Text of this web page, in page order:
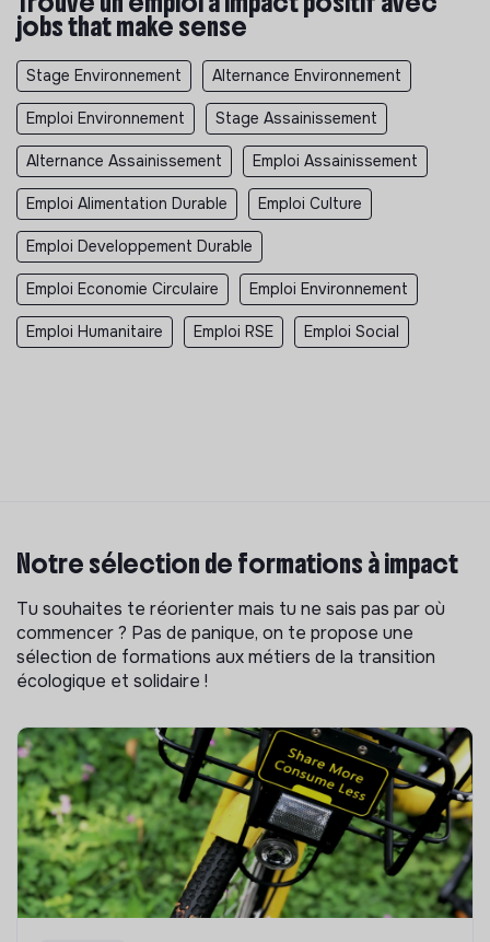
jobs that make sense
Stage Environnement Alternance Environnement
Emploi Environnement Stage Assainissement
Alternance Assainissement Emploi Assainissement
Emploi Alimentation Durable Emploi Culture
Emploi Developpement Durable
Emploi Economie Circulaire Emploi Environnement
Emploi Humanitaire Emploi RSE Emploi Social
Notre sélection de formations à impact
Tu souhaites te réorienter mais tu ne sais pas par où
commencer ? Pas de panique, on te propose une
sélection de formations aux métiers de la transition
écologique et solidaire !